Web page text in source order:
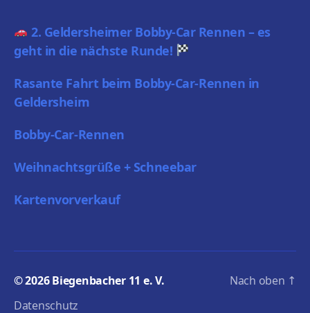
2. Geldersheimer Bobby-Car Rennen – es
geht in die nächste Runde!
Rasante Fahrt beim Bobby-Car-Rennen in
Geldersheim
Bobby-Car-Rennen
Weihnachtsgrüße + Schneebar
Kartenvorverkauf
© 2026Biegenbacher 11 e. V.
Datenschutz
Nach oben ↑